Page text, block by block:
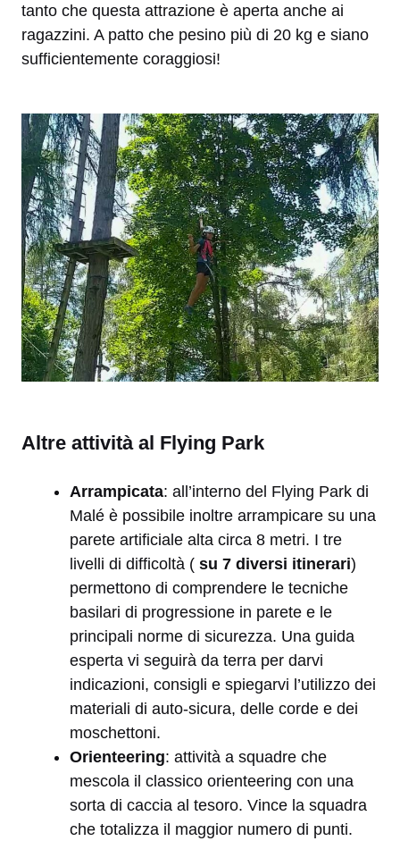
tanto che questa attrazione è aperta anche ai
ragazzini. A patto che pesino più di 20 kg e siano
sufficientemente coraggiosi!
Altre attività al Flying Park
Arrampicata: all’interno del Flying Park di
Malé è possibile inoltre arrampicare su una
parete artificiale alta circa 8 metri. I tre
livelli di difficoltà ( su 7 diversi itinerari)
permettono di comprendere le tecniche
basilari di progressione in parete e le
principali norme di sicurezza. Una guida
esperta vi seguirà da terra per darvi
indicazioni, consigli e spiegarvi l’utilizzo dei
materiali di auto-sicura, delle corde e dei
moschettoni.
Orienteering: attività a squadre che
mescola il classico orienteering con una
sorta di caccia al tesoro. Vince la squadra
che totalizza il maggior numero di punti.